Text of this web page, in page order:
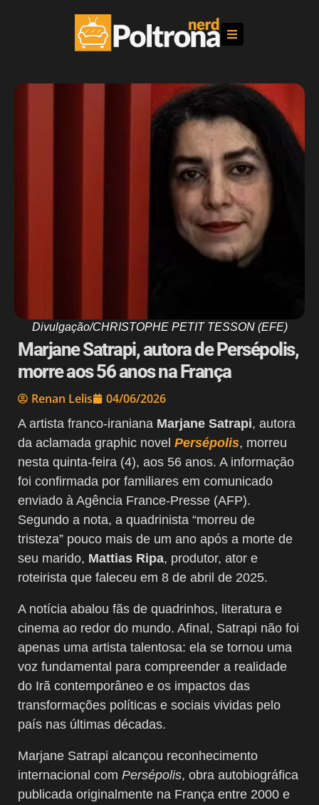
Divulgação/CHRISTOPHE PETIT TESSON (EFE)
Marjane Satrapi, autora de Persépolis,
morre aos 56 anos na França
Renan Lelis 04/06/2026
A artista franco-iraniana Marjane Satrapi, autora
da aclamada graphic novel Persépolis, morreu
nesta quinta-feira (4), aos 56 anos. A informação
foi confirmada por familiares em comunicado
enviado à Agência France-Presse (AFP).
Segundo a nota, a quadrinista “morreu de
tristeza” pouco mais de um ano após a morte de
seu marido, Mattias Ripa, produtor, ator e
roteirista que faleceu em 8 de abril de 2025.
A notícia abalou fãs de quadrinhos, literatura e
cinema ao redor do mundo. Afinal, Satrapi não foi
apenas uma artista talentosa: ela se tornou uma
voz fundamental para compreender a realidade
do Irã contemporâneo e os impactos das
transformações políticas e sociais vividas pelo
país nas últimas décadas.
Marjane Satrapi alcançou reconhecimento
internacional com Persépolis, obra autobiográfica
publicada originalmente na França entre 2000 e